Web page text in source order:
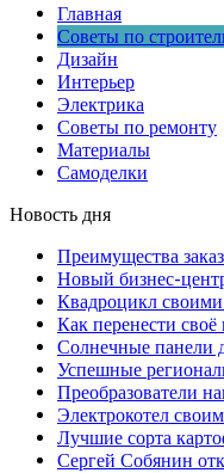
Главная
Советы по
Дизайн
Интерьер
Электрика
Советы по ремонту
Материалы
Самоделки
Новость дня
Преимущества
Новый бизнес-
Квадроцикл
Как перенести своё
Солнечные панели
Успешные
Преобразователи
Электрокотел
Лучшие сорта
Сергей Собянин